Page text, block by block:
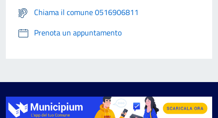
Chiama il comune 0516906811
Prenota un appuntamento